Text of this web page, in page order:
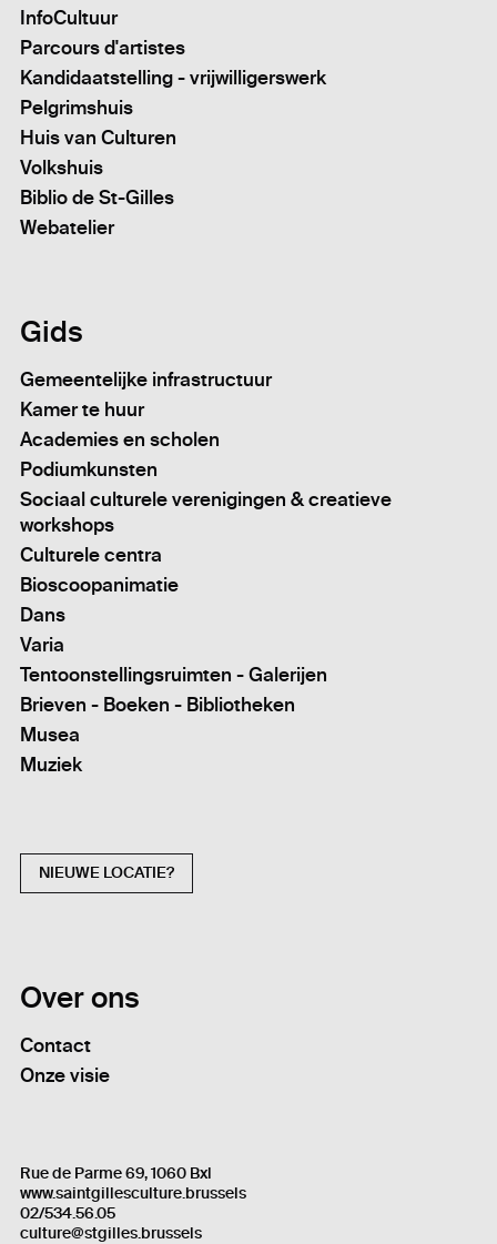
InfoCultuur
Parcours d'artistes
Kandidaatstelling - vrijwilligerswerk
Pelgrimshuis
Huis van Culturen
Volkshuis
Biblio de St-Gilles
Webatelier
Gids
Gemeentelijke infrastructuur
Kamer te huur
Academies en scholen
Podiumkunsten
Sociaal culturele verenigingen & creatieve
workshops
Culturele centra
Bioscoopanimatie
Dans
Varia
Tentoonstellingsruimten - Galerijen
Brieven - Boeken - Bibliotheken
Musea
Muziek
NIEUWE LOCATIE?
Over ons
Contact
Onze visie
Rue de Parme 69, 1060 Bxl
www.saintgillesculture.brussels
02/534.56.05
culture@stgilles.brussels